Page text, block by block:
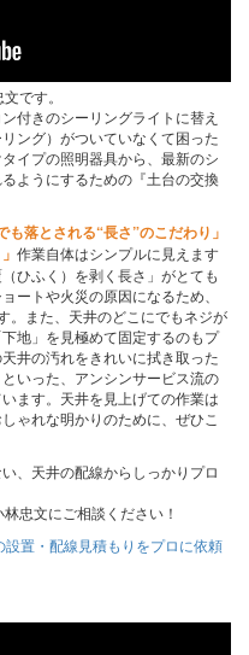
です。
付きのシーリングライトに替え
ング）がついていなくて困った
イプの照明器具から、最新のシ
ようにするための『土台の交換
落とされる“長さ”のこだわり」
作業自体はシンプルに見えます
ひふく）を剥く長さ」がとても
ートや火災の原因になるため、
。また、天井のどこにでもネジが
地」を見極めて固定するのもプ
井の汚れをきれいに拭き取った
いった、アンシンサービス流の
ます。天井を見上げての作業は
ゃれな明かりのために、ぜひこ
、天井の配線からしっかりプロ
忠文にご相談ください！
置・配線見積もりをプロに依頼